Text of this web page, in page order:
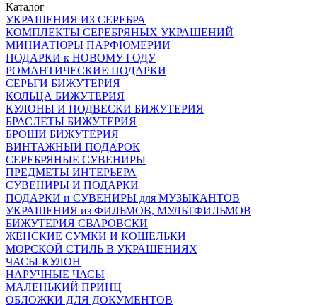
Каталог
УКРАШЕНИЯ ИЗ СЕРЕБРА
КОМПЛЕКТЫ СЕРЕБРЯНЫХ УКРАШЕНИЙ
МИНИАТЮРЫ ПАРФЮМЕРИИ
ПОДАРКИ к НОВОМУ ГОДУ
РОМАНТИЧЕСКИЕ ПОДАРКИ
СЕРЬГИ БИЖУТЕРИЯ
КОЛЬЦА БИЖУТЕРИЯ
КУЛОНЫ И ПОДВЕСКИ БИЖУТЕРИЯ
БРАСЛЕТЫ БИЖУТЕРИЯ
БРОШИ БИЖУТЕРИЯ
ВИНТАЖНЫЙ ПОДАРОК
СЕРЕБРЯНЫЕ СУВЕНИРЫ
ПРЕДМЕТЫ ИНТЕРЬЕРА
СУВЕНИРЫ И ПОДАРКИ
ПОДАРКИ и СУВЕНИРЫ для МУЗЫКАНТОВ
УКРАШЕНИЯ из ФИЛЬМОВ, МУЛЬТФИЛЬМОВ
БИЖУТЕРИЯ СВАРОВСКИ
ЖЕНСКИЕ СУМКИ И КОШЕЛЬКИ
МОРСКОЙ СТИЛЬ В УКРАШЕНИЯХ
ЧАСЫ-КУЛОН
НАРУЧНЫЕ ЧАСЫ
МАЛЕНЬКИЙ ПРИНЦ
ОБЛОЖКИ ДЛЯ ДОКУМЕНТОВ